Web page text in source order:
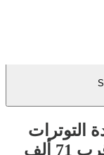
التوترات
الجيوسياسية.. وبيتكوين تهبط قرب 71 ألف